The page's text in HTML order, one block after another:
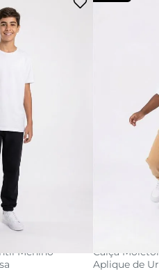
a sacola
Menino
1
Calça
Aplique de